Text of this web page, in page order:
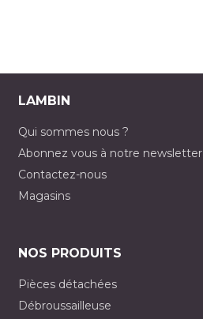
LAMBIN
Qui sommes nous ?
Abonnez vous à notre newsletter
Contactez-nous
Magasins
NOS PRODUITS
Pièces détachées
Débroussailleuse